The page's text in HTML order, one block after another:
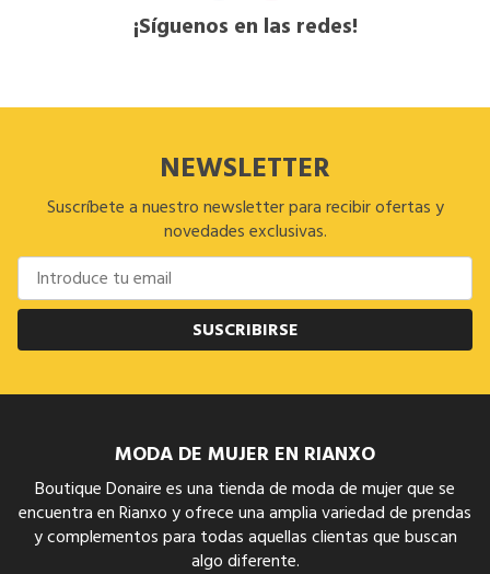
¡Síguenos en las redes!
NEWSLETTER
Suscríbete a nuestro newsletter para recibir ofertas y
novedades exclusivas.
SUSCRIBIRSE
MODA DE MUJER EN RIANXO
Boutique Donaire es una tienda de moda de mujer que se
encuentra en Rianxo y ofrece una amplia variedad de prendas
y complementos para todas aquellas clientas que buscan
algo diferente.